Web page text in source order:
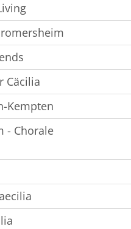
Cäcilia
Kempten
- Chorale